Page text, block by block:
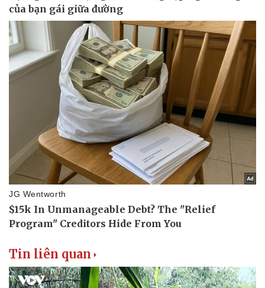
Tin liên quan